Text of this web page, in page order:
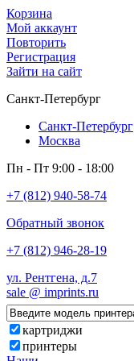
Корзина
Мой аккаунт
Повторить
Регистрация
Зайти на сайт
Санкт-Петербург
Санкт-Петербург
Москва
Пн - Пт 9:00 - 18:00
+7 (812) 940-58-74
Обратный звонок
+7 (812) 946-28-19
ул. Рентгена, д.7
sale @ imprints.ru
картриджи
принтеры